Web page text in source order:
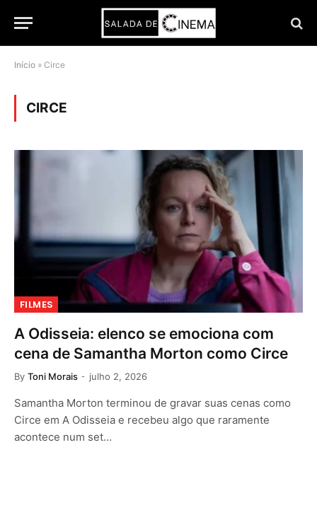
Início » Circe
CIRCE
FILMES
A Odisseia: elenco se emociona com
cena de Samantha Morton como Circe
By Toni Morais julho 2, 2026
Samantha Morton terminou de gravar suas cenas como
Circe em A Odisseia e recebeu algo que raramente
acontece num set…